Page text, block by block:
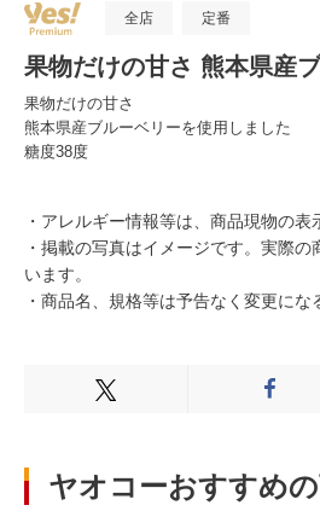
全店 定番
果物だけの甘さ 熊本県産
果物だけの甘さ
熊本県産ブルーベリーを使用しました
糖度38度
・アレルギー情報等は、商品現物の表
・掲載の写真はイメージです。実際
います。
・商品名、規格等は予告なく変更にな
Xでシェアする
ヤオコーおすすめ